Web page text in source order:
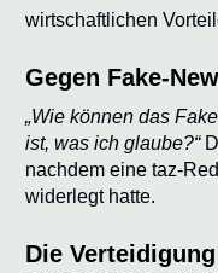
wirtschaftlichen
Gegen Fake-
„Wie können das
ist, was ich glaube?“
nachdem eine taz-
widerlegt hatte.
Die